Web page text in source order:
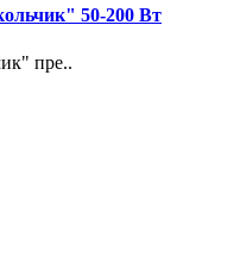
50-200 Вт
пре..